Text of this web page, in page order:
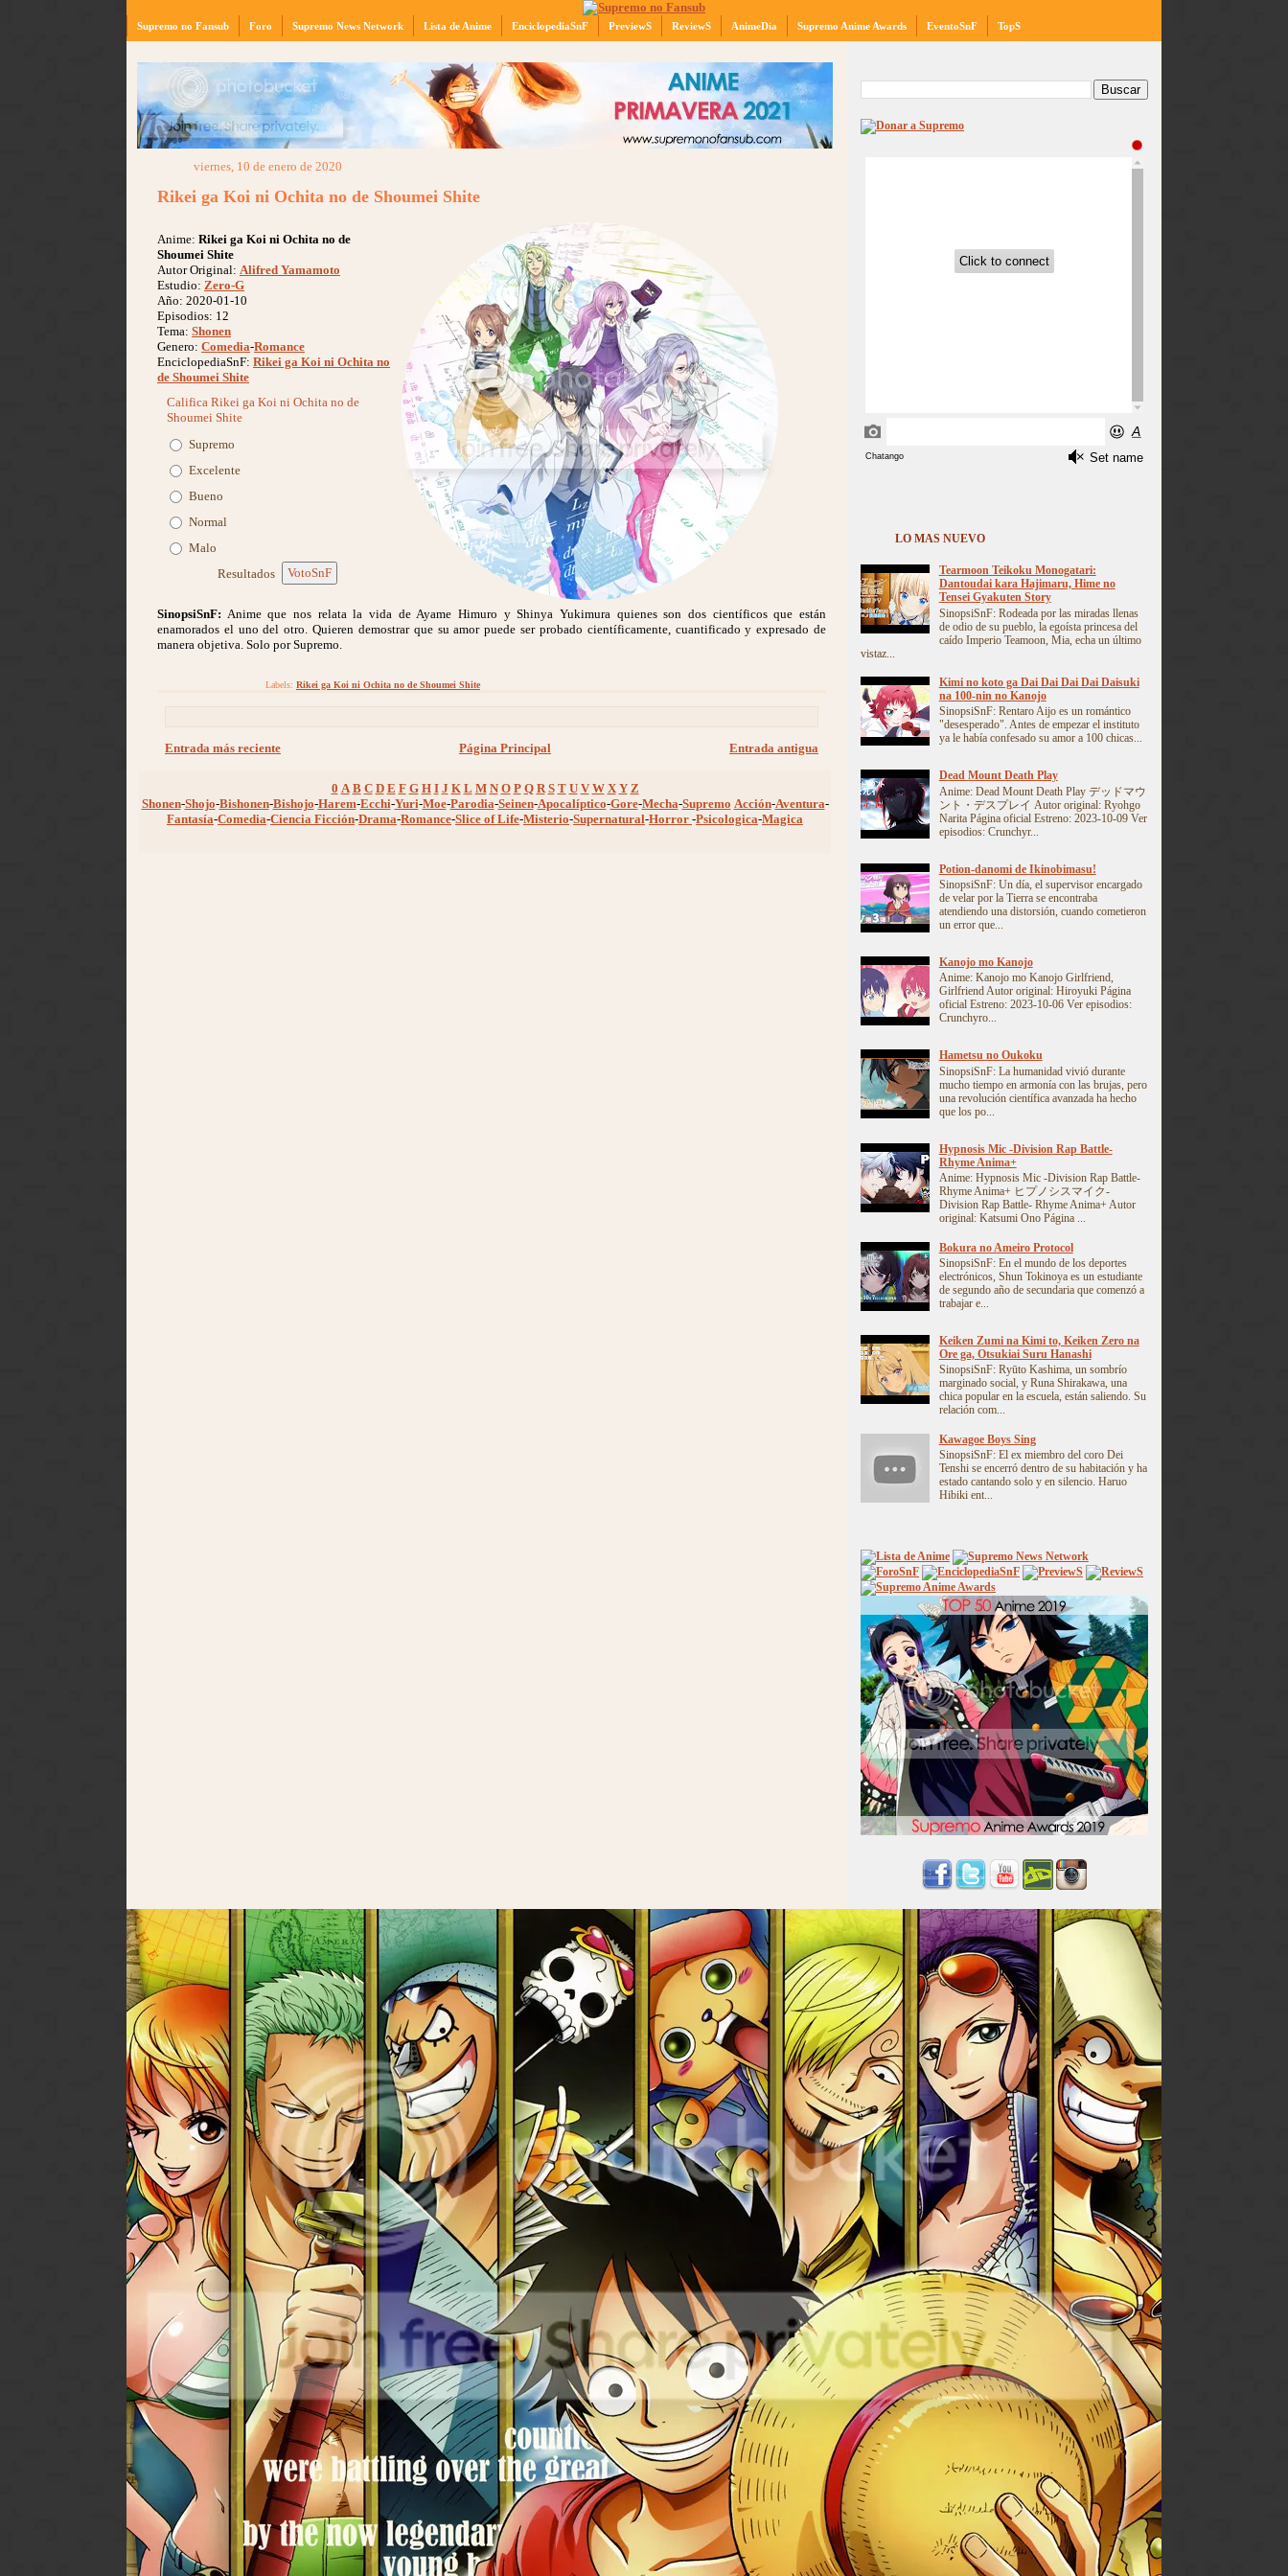
Supremo no Fansub Foro Supremo News Network Lista de Anime EnciclopediaSnF PreviewS ReviewS AnimeDia Supremo Anime Awards EventoSnF TopS
viernes, 10 de enero de 2020
Rikei ga Koi ni Ochita no de Shoumei Shite
Anime: Rikei ga Koi ni Ochita no de
Shoumei Shite
Autor Original: Alifred Yamamoto
Estudio: Zero-G
Año: 2020-01-10
Episodios: 12
Tema: Shonen
Genero: Comedia-Romance
EnciclopediaSnF: Rikei ga Koi ni Ochita no
de Shoumei Shite
Califica Rikei ga Koi ni Ochita no de
Shoumei Shite
Supremo
Excelente
Bueno
Normal
Malo
Resultados
VotoSnF
SinopsiSnF: Anime que nos relata la vida de Ayame Himuro y Shinya Yukimura quienes son dos científicos que están
enamorados el uno del otro. Quieren demostrar que su amor puede ser probado científicamente, cuantificado y expresado de
manera objetiva. Solo por Supremo.
Labels: Rikei ga Koi ni Ochita no de Shoumei Shite
Entrada más reciente Entrada antigua
Página Principal
0 A B C D E F G H I J K L M N O P Q R S T U V W X Y Z
Shonen-Shojo-Bishonen-Bishojo-Harem-Ecchi-Yuri-Moe-Parodia-Seinen-Apocalíptico-Gore-Mecha-Supremo Acción-Aventura-
Fantasía-Comedia-Ciencia Ficción-Drama-Romance-Slice of Life-Misterio-Supernatural-Horror -Psicologica-Magica
LO MAS NUEVO
Tearmoon Teikoku Monogatari:
Dantoudai kara Hajimaru, Hime no
Tensei Gyakuten Story
SinopsiSnF: Rodeada por las miradas llenas
de odio de su pueblo, la egoísta princesa del
caído Imperio Teamoon, Mia, echa un último
vistaz...
Kimi no koto ga Dai Dai Dai Dai Daisuki
na 100-nin no Kanojo
SinopsiSnF: Rentaro Aijo es un romántico
"desesperado". Antes de empezar el instituto
ya le había confesado su amor a 100 chicas...
Dead Mount Death Play
Anime: Dead Mount Death Play デッドマウ
ント・デスプレイ Autor original: Ryohgo
Narita Página oficial Estreno: 2023-10-09 Ver
episodios: Crunchyr...
Potion-danomi de Ikinobimasu!
SinopsiSnF: Un día, el supervisor encargado
de velar por la Tierra se encontraba
atendiendo una distorsión, cuando cometieron
un error que...
Kanojo mo Kanojo
Anime: Kanojo mo Kanojo Girlfriend,
Girlfriend Autor original: Hiroyuki Página
oficial Estreno: 2023-10-06 Ver episodios:
Crunchyro...
Hametsu no Oukoku
SinopsiSnF: La humanidad vivió durante
mucho tiempo en armonía con las brujas, pero
una revolución científica avanzada ha hecho
que los po...
Hypnosis Mic -Division Rap Battle-
Rhyme Anima+
Anime: Hypnosis Mic -Division Rap Battle-
Rhyme Anima+ ヒプノシスマイク-
Division Rap Battle- Rhyme Anima+ Autor
original: Katsumi Ono Página ...
Bokura no Ameiro Protocol
SinopsiSnF: En el mundo de los deportes
electrónicos, Shun Tokinoya es un estudiante
de segundo año de secundaria que comenzó a
trabajar e...
Keiken Zumi na Kimi to, Keiken Zero na
Ore ga, Otsukiai Suru Hanashi
SinopsiSnF: Ryūto Kashima, un sombrío
marginado social, y Runa Shirakawa, una
chica popular en la escuela, están saliendo. Su
relación com...
Kawagoe Boys Sing
SinopsiSnF: El ex miembro del coro Dei
Tenshi se encerró dentro de su habitación y ha
estado cantando solo y en silencio. Haruo
Hibiki ent...